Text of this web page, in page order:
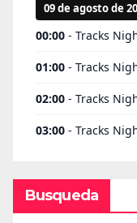
Busqueda